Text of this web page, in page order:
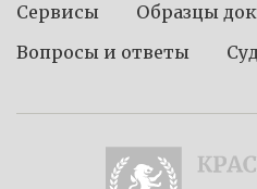
Сервисы
Образцы
Вопросы и ответы